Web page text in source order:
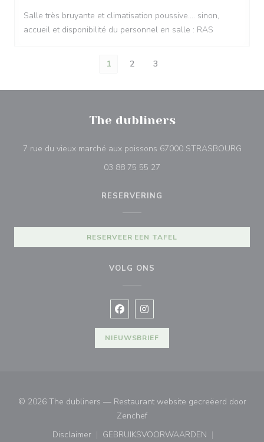
Salle très bruyante et climatisation poussive.... sinon,
accueil et disponibilité du personnel en salle : RAS
1 2 3
The dubliners
7 rue du vieux marché aux poissons 67000 STRASBOURG
03 88 75 55 27
RESERVERING
RESERVEER EEN TAFEL
VOLG ONS
Facebook ((opent in een nieuw
Instagram ((opent in een
NIEUWSBRIEF
© 2026 The dubliners — Restaurant website gecreëerd door
Zenchef((opent in een nieuw venster))
Disclaimer
GEBRUIKSVOORWAARDEN